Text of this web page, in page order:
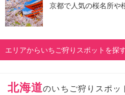
京都で人気の桜名所や
エリアからいちご狩りスポットを探
北海道のいちご狩りスポッ